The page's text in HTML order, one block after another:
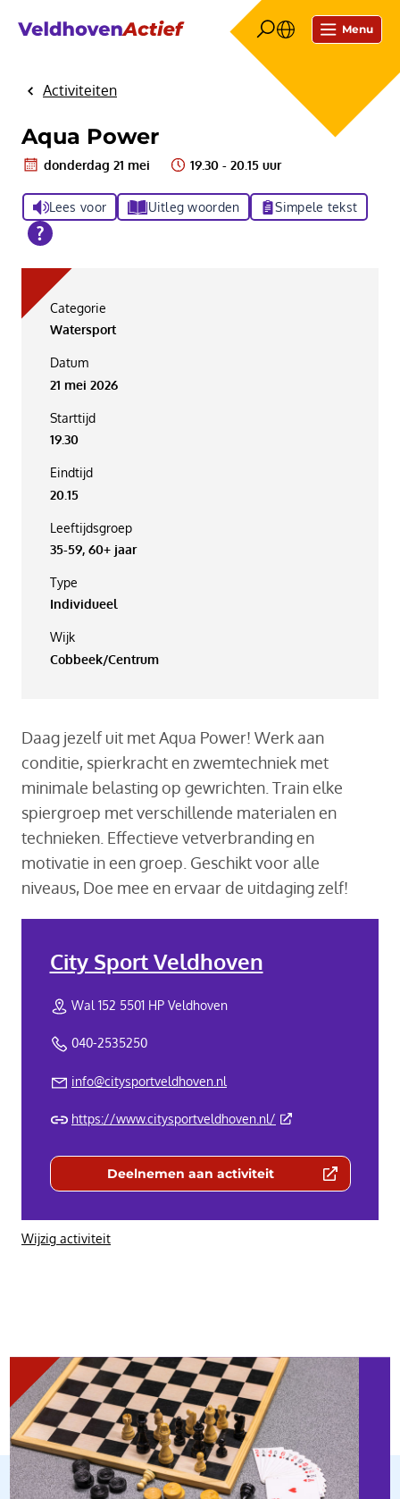
Menu
HomeActiviteiten
Aqua Power
donderdag 21 mei 19.30 - 20.15 uur
Lees voor Uitleg woorden Simpele tekst
Categorie
Watersport
Datum
21 mei 2026
Starttijd
19.30
Eindtijd
20.15
Leeftijdsgroep
35-59, 60+ jaar
Type
Individueel
Wijk
Cobbeek/Centrum
Daag jezelf uit met Aqua Power! Werk aan
conditie, spierkracht en zwemtechniek met
minimale belasting op gewrichten. Train elke
spiergroep met verschillende materialen en
technieken. Effectieve vetverbranding en
motivatie in een groep. Geschikt voor alle
niveaus, Doe mee en ervaar de uitdaging zelf!
City Sport Veldhoven
Wal 152 5501 HP Veldhoven
040-2535250
info@citysportveldhoven.nl
https://www.citysportveldhoven.nl/ (Deze link gaat naar
Deelnemen aan activiteit(Deze link gaat naar een externe
Wijzig activiteit